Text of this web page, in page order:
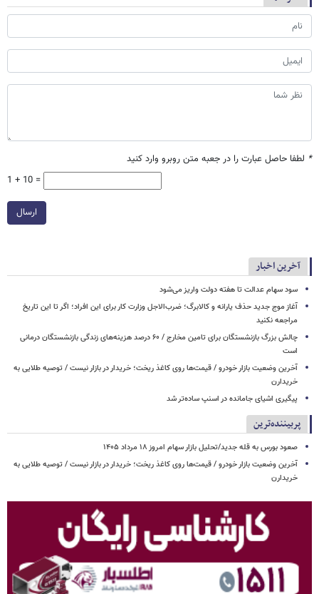
* لطفا حاصل عبارت را در جعبه متن روبرو وارد کنید
1 + 10 =
ارسال
آخرین اخبار
سود سهام عدالت تا هفته دولت واریز می‌شود
آغاز موج جدید حذف یارانه و کالابرگ؛ ضرب‌الاجل وزارت کار برای این افراد؛ اگر تا این تاریخ
مراجعه نکنید
چالش بزرگ بازنشستگان برای تامین مخارج / ۶۰ درصد هزینه‌های زندگی بازنشستگان درمانی
است
آخرین وضعیت بازار خودرو / قیمت‌ها روی کاغذ ریخت؛ خریدار در بازار نیست / توصیه طلایی به
خریدارن
پیگیری اشیای جامانده در اسنپ ساده‌تر شد
پربیننده‌ترین
صعود بورس به قله جدید/تحلیل بازار سهام امروز ۱۸ مرداد ۱۴۰۵
آخرین وضعیت بازار خودرو / قیمت‌ها روی کاغذ ریخت؛ خریدار در بازار نیست / توصیه طلایی به
خریدارن